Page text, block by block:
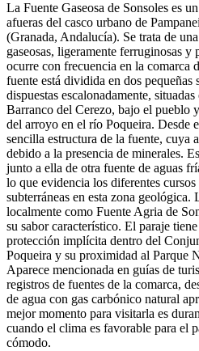
La Fuente Gaseosa de Sonsoles es
afueras del casco urbano de
(Granada, Andalucía). Se trata de
gaseosas, ligeramente ferruginosas y
ocurre con frecuencia en la comarca
fuente está dividida en dos pequeñas
dispuestas escalonadamente,
Barranco del Cerezo, bajo el pueblo
del arroyo en el río Poqueira. Desde
sencilla estructura de la fuente, cuya
debido a la presencia de minerales.
junto a ella de otra fuente de aguas
lo que evidencia los diferentes
subterráneas en esta zona geológica.
localmente como Fuente Agria de
su sabor característico. El paraje
protección implícita dentro del
Poqueira y su proximidad al Parque
Aparece mencionada en guías de
registros de fuentes de la comarca,
de agua con gas carbónico natural
mejor momento para visitarla es
cuando el clima es favorable para el
cómodo.